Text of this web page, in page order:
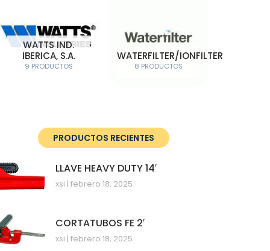
WATTS IND.
IBERICA, S.A.
9 PRODUCTOS
WATERFILTER/IONFILTER
8 PRODUCTOS
PRODUCTOS RECIENTES
LLAVE HEAVY DUTY 14′
xsi febrero 18, 2025
CORTATUBOS FE 2′
xsi febrero 18, 2025